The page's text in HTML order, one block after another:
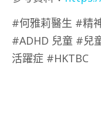
#何雅莉醫生 #精
#ADHD 兒童 #兒
活躍症 #HKTBC